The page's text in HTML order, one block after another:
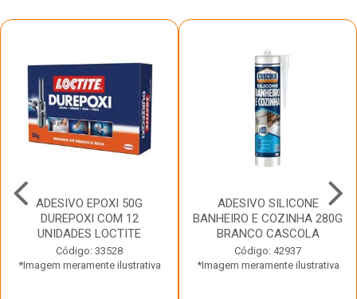
ADESIVO EPOXI 50G
DUREPOXI COM 12
UNIDADES LOCTITE
Código: 33528
*Imagem meramente ilustrativa
ADESIVO SILICONE
BANHEIRO E COZINHA 280G
BRANCO CASCOLA
Código: 42937
*Imagem meramente ilustrativa